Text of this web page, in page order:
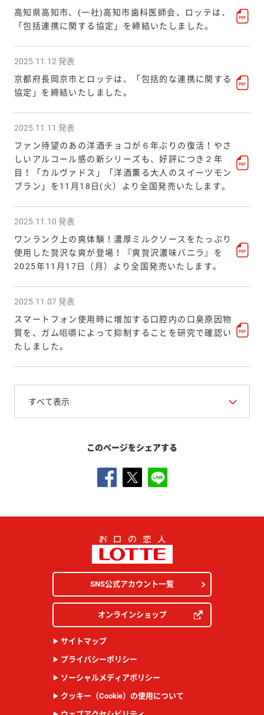
高知県高知市、(一社)高知市歯科医師会、ロッテは、
「包括連携に関する協定」を締結いたしました。
2025.11.12 発表
京都府長岡京市とロッテは、「包括的な連携に関する
協定」を締結いたしました。
2025.11.11 発表
ファン待望のあの洋酒チョコが６年ぶりの復活！やさ
しいアルコール感の新シリーズも、好評につき２年
目！「カルヴァドス」「洋酒薫る大人のスイーツモン
ブラン」を11月18日(火）より全国発売いたします。
2025.11.10 発表
ワンランク上の爽体験！濃厚ミルクソースをたっぷり
使用した贅沢な爽が登場！『爽贅沢濃味バニラ』を
2025年11月17日（月）より全国発売いたします。
2025.11.07 発表
スマートフォン使用時に増加する口腔内の口臭原因物
質を、ガム咀嚼によって抑制することを研究で確認い
たしました。
すべて表示
このページをシェアする
サイトマップ
プライバシーポリシー
ソーシャルメディアポリシー
クッキー（Cookie）の使用について
SNS公式アカウント一覧
オンラインショップ